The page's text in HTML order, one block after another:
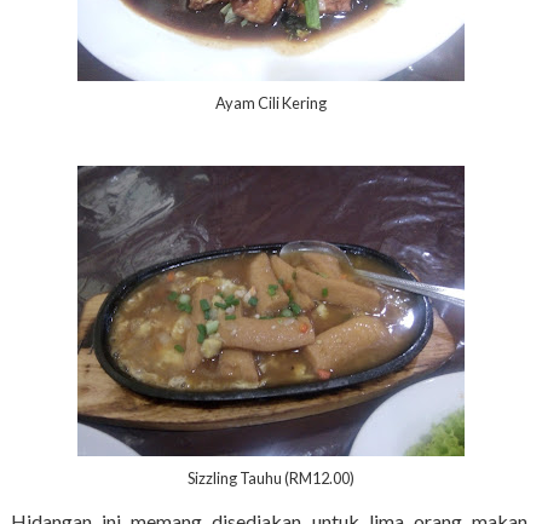
Ayam Cili Kering
Sizzling Tauhu (RM12.00)